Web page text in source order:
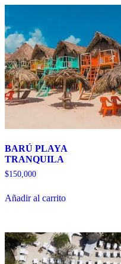
BARÚ PLAYA
TRANQUILA
$150,000
Añadir al carrito